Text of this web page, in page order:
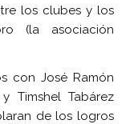
los clubes y los
(la asociación
con José Ramón
Timshel Tabárez
de los logros